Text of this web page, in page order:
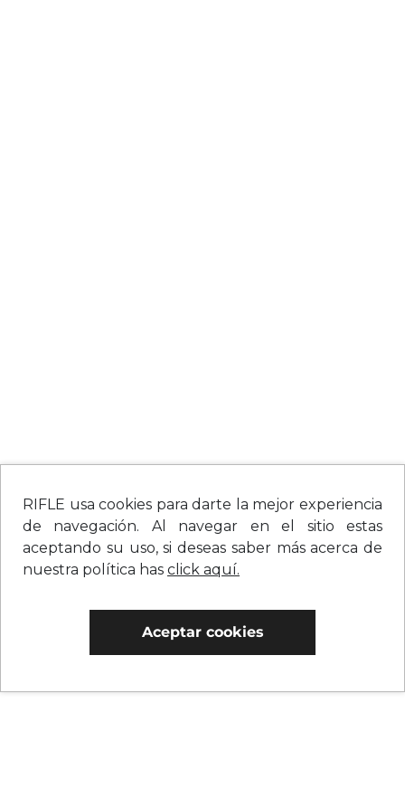
RIFLE usa cookies para darte la mejor experiencia
de navegación. Al navegar en el sitio estas
aceptando su uso, si deseas saber más acerca de
nuestra política has click aquí.
Aceptar cookies